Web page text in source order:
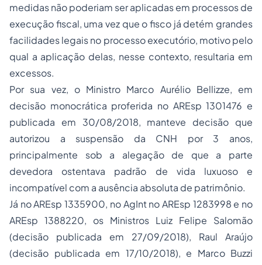
medidas não poderiam ser aplicadas em processos de
execução fiscal, uma vez que o fisco já detém grandes
facilidades legais no processo executório, motivo pelo
qual a aplicação delas, nesse contexto, resultaria em
excessos.
Por sua vez, o Ministro Marco Aurélio Bellizze, em
decisão monocrática proferida no AREsp 1301476 e
publicada em 30/08/2018, manteve decisão que
autorizou a suspensão da CNH por 3 anos,
principalmente sob a alegação de que a parte
devedora ostentava padrão de vida luxuoso e
incompatível com a ausência absoluta de patrimônio.
Já no AREsp 1335900, no AgInt no AREsp 1283998 e no
AREsp 1388220, os Ministros Luiz Felipe Salomão
(decisão publicada em 27/09/2018), Raul Araújo
(decisão publicada em 17/10/2018), e Marco Buzzi